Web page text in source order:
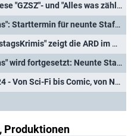
"Das Traumschiff": Diese "GZSZ"- und "Alles was zählt"-Stars sind in den neuen Folgen an Bord
"Tierärztin Dr. Mertens": Starttermin für neunte Staffel mit neuem Tierarzt verraten
Diese neuen "DonnerstagsKrimis" zeigt die ARD im Herbst
"Tierärztin Dr. Mertens" wird fortgesetzt: Neunte Staffel mit neuem Tierarzt
Die neuen Serien 2024 - Von Sci-Fi bis Comic, von Network bis Streaming
Produktionen